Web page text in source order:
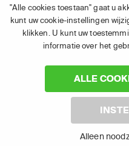
"Alle cookies toestaan" gaat u
kunt uw cookie-instellingen
klikken. U kunt uw
informatie over het
ALLE
Alleen
(3) Restart & Replayis
van je
2026 Canal+ Luxembourg S.
VLAANDEREN® is een merk
Luxembourg S. à r.l.
L-1246 Luxembourg